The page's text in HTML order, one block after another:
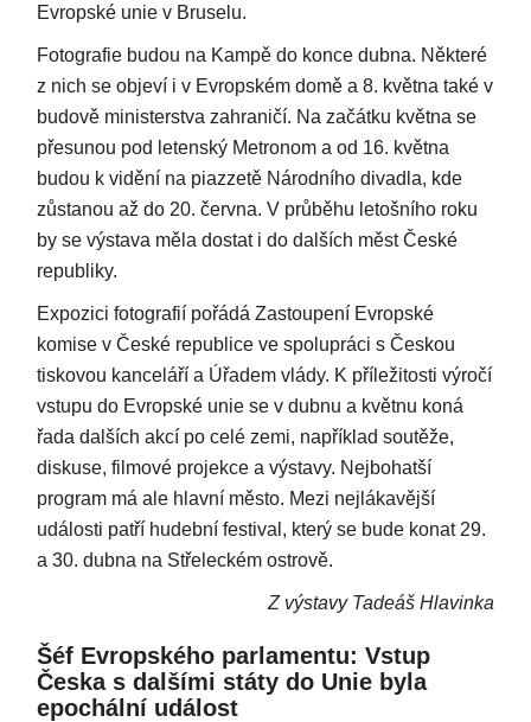
Evropské unie v Bruselu.
Fotografie budou na Kampě do konce dubna. Některé
z nich se objeví i v Evropském domě a 8. května také v
budově ministerstva zahraničí. Na začátku května se
přesunou pod letenský Metronom a od 16. května
budou k vidění na piazzetě Národního divadla, kde
zůstanou až do 20. června. V průběhu letošního roku
by se výstava měla dostat i do dalších měst České
republiky.
Expozici fotografií pořádá Zastoupení Evropské
komise v České republice ve spolupráci s Českou
tiskovou kanceláří a Úřadem vlády. K příležitosti výročí
vstupu do Evropské unie se v dubnu a květnu koná
řada dalších akcí po celé zemi, například soutěže,
diskuse, filmové projekce a výstavy. Nejbohatší
program má ale hlavní město. Mezi nejlákavější
události patří hudební festival, který se bude konat 29.
a 30. dubna na Střeleckém ostrově.
Z výstavy Tadeáš Hlavinka
Šéf Evropského parlamentu: Vstup
Česka s dalšími státy do Unie byla
epochální událost